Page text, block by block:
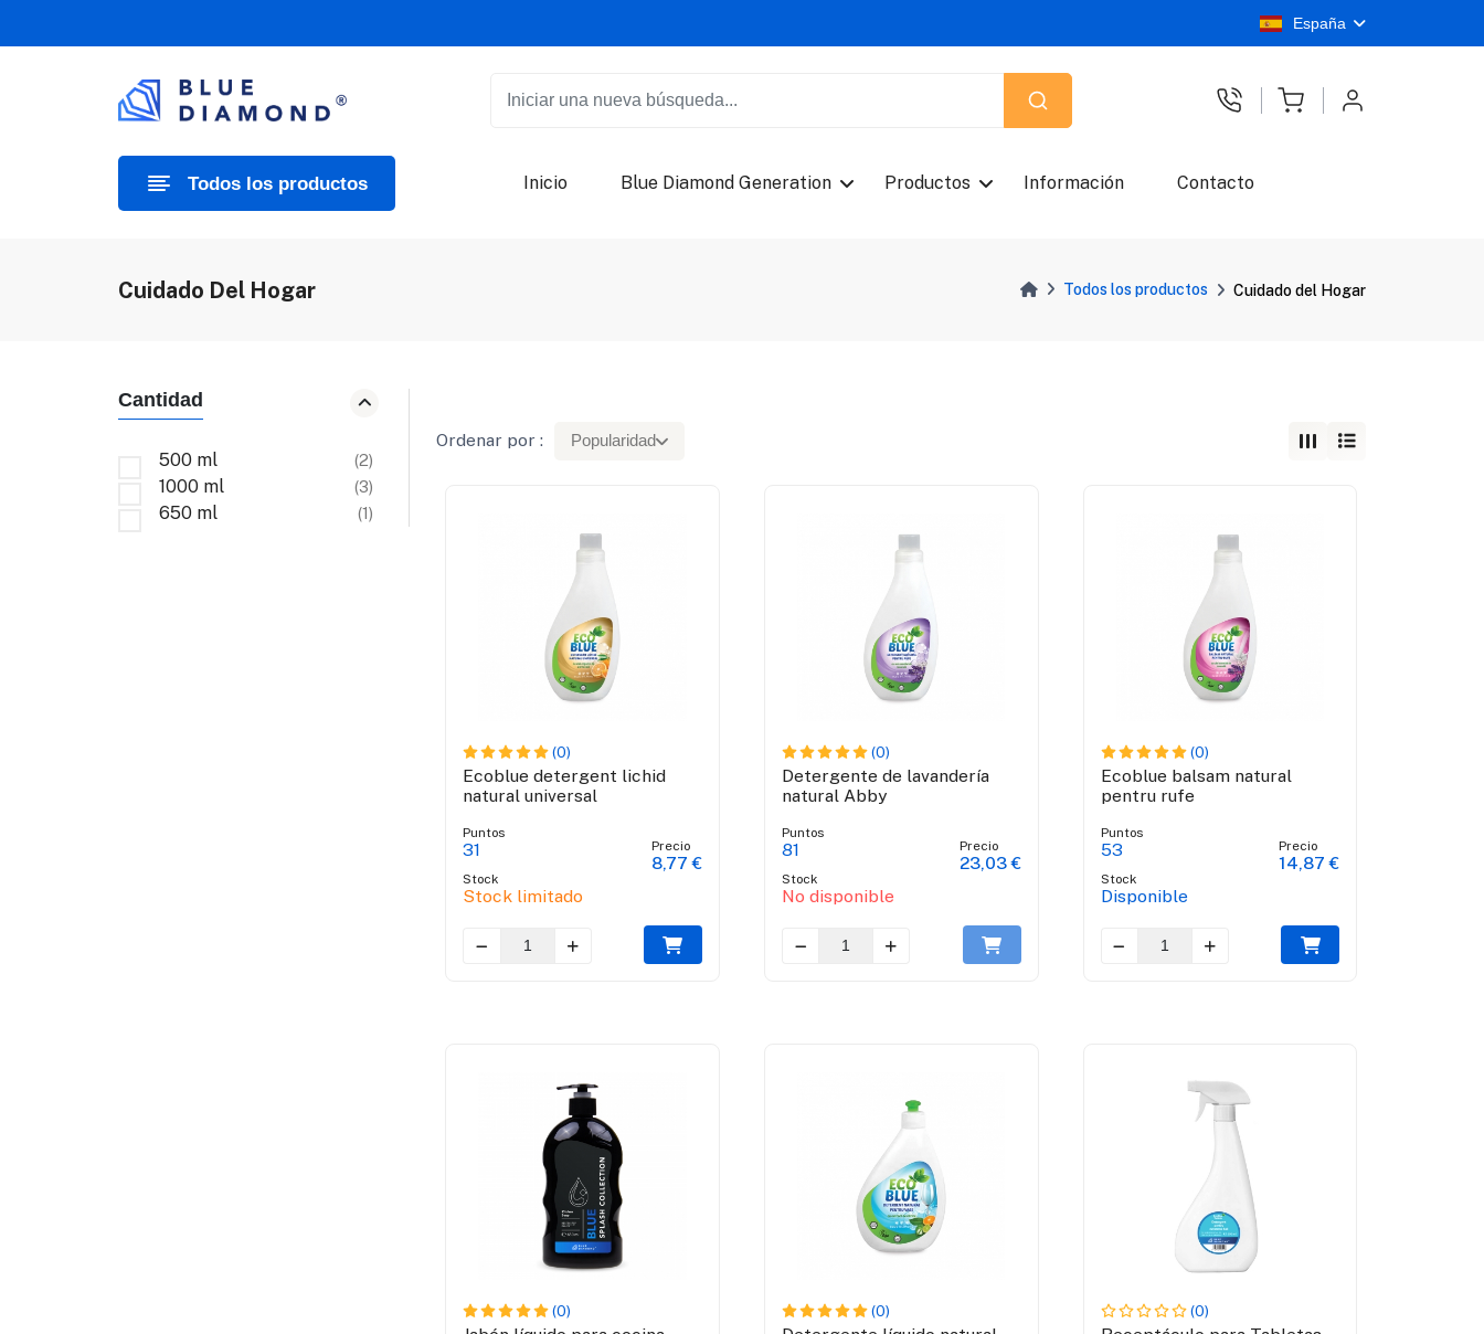
España
Todos los productos Inicio Blue Diamond Generation Productos Información Contacto
Cuidado Del Hogar Todos los productos Cuidado del Hogar
Cantidad
500 ml (2)
1000 ml (3)
650 ml (1)
Ordenar por : Popularidad
(0)
Ecoblue detergent lichid
natural universal
Puntos
31
Stock
Stock limitado
Precio
8,77 €
(0)
Detergente de lavandería
natural Abby
Puntos
81
Stock
No disponible
Precio
23,03 €
(0)
Ecoblue balsam natural
pentru rufe
Puntos
53
Stock
Disponible
Precio
14,87 €
(0) (0) (0)